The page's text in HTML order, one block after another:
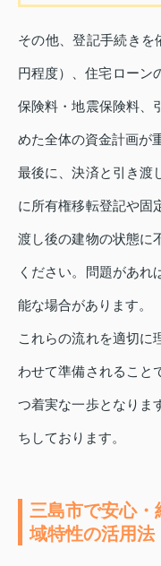
その他、登記手続きを
円程度）、住宅ローン
保険料・地震保険料、
めた全体の資金計画が
最後に、決済と引き渡
に所有権移転登記や固
渡し後の建物の状態に
ください。問題があれ
能な場合があります。
これらの流れを適切に
わせて準備されること
つ着実な一歩となりま
ちしております。
三島市で安心
域特性の活用法